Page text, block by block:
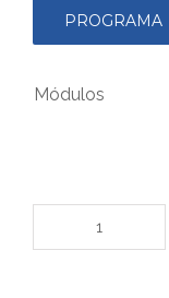
PROGRAMA
Módulos